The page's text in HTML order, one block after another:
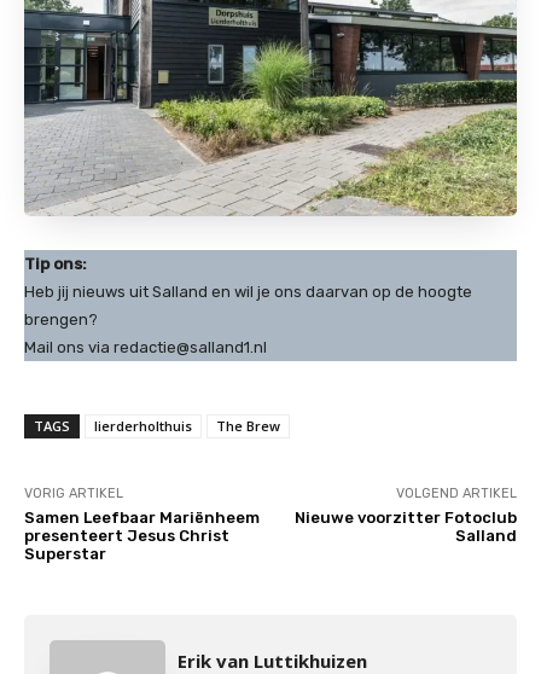
Tip ons:
Heb jij nieuws uit Salland en wil je ons daarvan op de hoogte
brengen?
Mail ons via redactie@salland1.nl
TAGS lierderholthuis The Brew
VORIG ARTIKEL
Samen Leefbaar Mariënheem
presenteert Jesus Christ
Superstar
VOLGEND ARTIKEL
Nieuwe voorzitter Fotoclub
Salland
Erik van Luttikhuizen